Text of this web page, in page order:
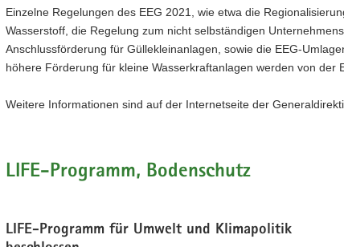
Einzelne Regelungen des EEG 2021, wie etwa die
Wasserstoff, die Regelung zum nicht selbständigen
Anschlussförderung für Güllekleinanlagen, sowie die EEG-
höhere Förderung für kleine Wasserkraftanlagen werden von der
Weitere Informationen sind auf der Internetseite der
LIFE-Programm, Bodenschutz
LIFE-Programm für Umwelt und Klimapolitik